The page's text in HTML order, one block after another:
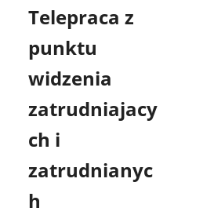
Telepraca z
punktu
widzenia
zatrudniajacy
ch i
zatrudnianyc
h